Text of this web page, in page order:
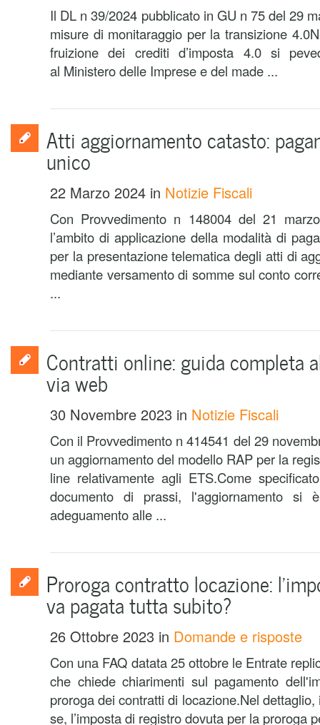
Il DL n 39/2024 pubblicato in GU n 75 del 29
misure di monitaraggio per la transizione
fruizione dei crediti d’imposta 4.0 si
al Ministero delle Imprese e del made ...
Atti aggiornamento catasto:
unico
22 Marzo 2024 in Notizie Fiscali
Con Provvedimento n 148004 del 21
l’ambito di applicazione della modalità di
per la presentazione telematica degli atti di
mediante versamento di somme sul conto
...
Contratti online: guida completa
via web
30 Novembre 2023 in Notizie Fiscali
Con il Provvedimento n 414541 del 29
un aggiornamento del modello RAP per la
line relativamente agli ETS.Come
documento di prassi, l'aggiornamento si
adeguamento alle ...
Proroga contratto locazione:
va pagata tutta subito?
26 Ottobre 2023 in Domande e risposte
Con una FAQ datata 25 ottobre le Entrate
che chiede chiarimenti sul pagamento
proroga dei contratti di locazione.Nel
se, l’imposta di registro dovuta per la proroga